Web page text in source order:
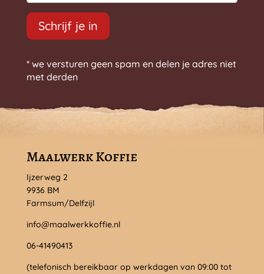
Schrijf je in
* we versturen geen spam en delen je adres niet
met derden
Maalwerk Koffie
Ijzerweg 2
9936 BM
Farmsum/Delfzijl
info@maalwerkkoffie.nl
06-41490413
(telefonisch bereikbaar op werkdagen van 09:00 tot